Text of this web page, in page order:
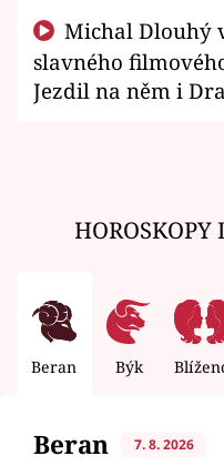
slavného
Jezdil na něm i
HOROSKOPY
Beran Býk
Beran 7. 8. 2026